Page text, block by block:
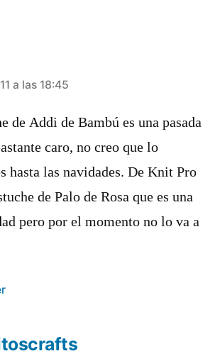
a las 18:45
de Addi de Bambú es una pasada
caro, no creo que lo
hasta las navidades. De Knit Pro
de Palo de Rosa que es una
pero por el momento no lo va a